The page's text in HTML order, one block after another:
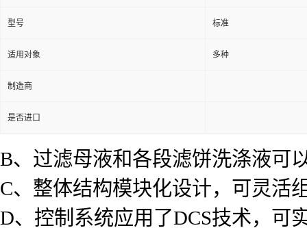
型号 标准
适用对象 多种
制造商
是否进口
B、过滤母液和各段滤饼洗涤液可
C、整体结构模块化设计，可灵活
D、控制系统应用了DCS技术，可